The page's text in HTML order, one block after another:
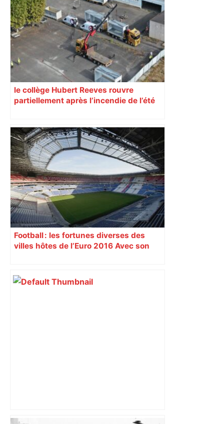
Restes, le gardien de Toulouse, après
sa sortie à Metz – L'Équipe
le collège Hubert Reeves rouvre
partiellement après l’incendie de l’été
Football : les fortunes diverses des
villes hôtes de l’Euro 2016 Avec son
vivre un Euro exaltant grâce à un tirage
au sort favorable. Toutes les cités n’ont